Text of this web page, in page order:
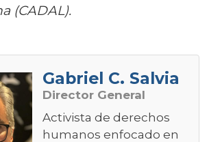
(CADAL).
Gabriel C. Salvia
Director General
Activista de derechos
humanos enfocado en